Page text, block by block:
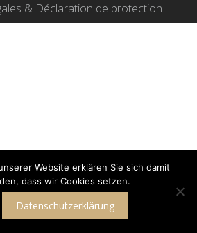
& Déclaration de protection
Website erklären Sie sich damit
dass wir Cookies setzen.
Datenschutzerklärung